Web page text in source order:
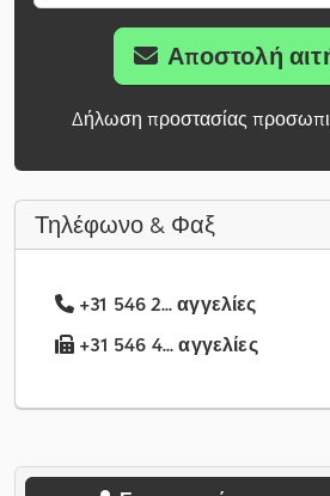
Αποστολή
Δήλωση προστασίας
Τηλέφωνο & Φαξ
+31 546 2... αγγελίες
+31 546 4... αγγελίες